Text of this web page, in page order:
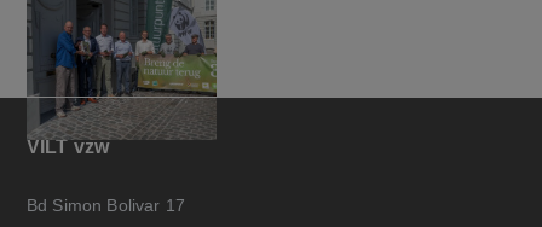
VILT vzw
Bd Simon Bolivar 17